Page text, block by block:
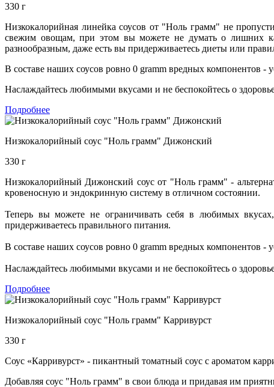
330 г
Низкокалорийная линейка соусов от "Ноль грамм" не
свежим овощам, при этом вы можете не думать о лишних
разнообразным, даже есть вы придерживаетесь диеты или
В составе наших соусов ровно 0 gramm вредных компонентов -
Наслаждайтесь любимыми вкусами и не беспокойтесь о
Подробнее
Низкокалорийный соус "Ноль грамм" Дижонский
330 г
Низкокалорийный Дижонский соус от "Ноль грамм" -
кровеносную и эндокринную систему в отличном состоянии.
Теперь вы можете не ограничивать себя в любимых
придерживаетесь правильного питания.
В составе наших соусов ровно 0 gramm вредных компонентов -
Наслаждайтесь любимыми вкусами и не беспокойтесь о
Подробнее
Низкокалорийный соус "Ноль грамм" Карривурст
330 г
Соус «Карривурст» - пикантный томатный соус с ароматом
Добавляя соус "Ноль грамм" в свои блюда и придавая им